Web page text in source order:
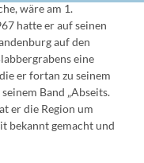
wäre am 1.
hatte er auf seinen
auf den
eine
er fortan zu seinem
Band „Abseits.
er die Region um
bekannt gemacht und